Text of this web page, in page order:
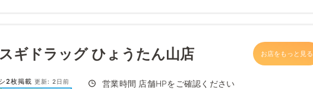
スギドラッグ ひょうたん山店 お店をもっと見る
2枚掲載 更新: 2日前
営業時間 店舗HPをご確認ください